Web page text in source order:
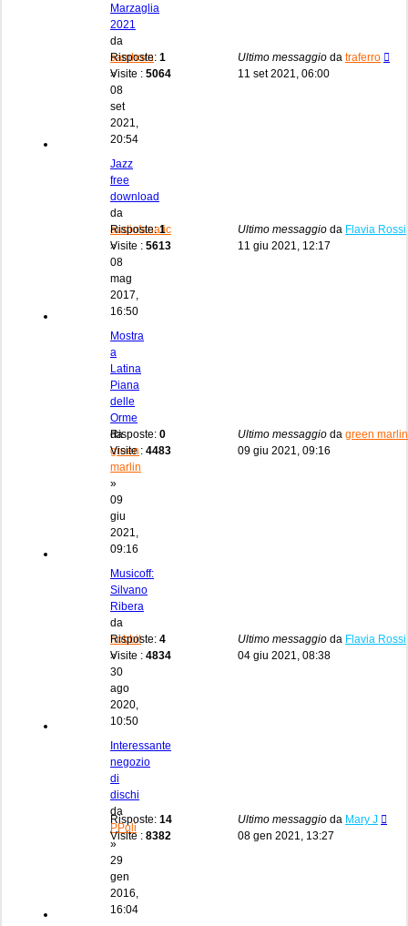
Marzaglia
2021
da
samhorn
»
08
set
2021,
20:54
Risposte: 1
Visite : 5064
Ultimo messaggio da traferro
11 set 2021, 06:00
Jazz
free
download
da
audiofanatic
»
08
mag
2017,
16:50
Risposte:1
Visite : 5613
Ultimo messaggio da Flavia Rossi
11 giu 2021, 12:17
Mostra
a
Latina
Piana
delle
Orme
da
green
marlin
»
09
giu
2021,
09:16
Risposte: 0
Visite : 4483
Ultimo messaggio da green marlin
09 giu 2021, 09:16
Musicoff:
Silvano
Ribera
da
hobbit
»
30
ago
2020,
10:50
Risposte: 4
Visite : 4834
Ultimo messaggio da Flavia Rossi
04 giu 2021, 08:38
Interessante
negozio
di
dischi
da
PPoli
»
29
gen
2016,
16:04
Risposte: 14
Visite : 8382
Ultimo messaggio da Mary J
08 gen 2021, 13:27